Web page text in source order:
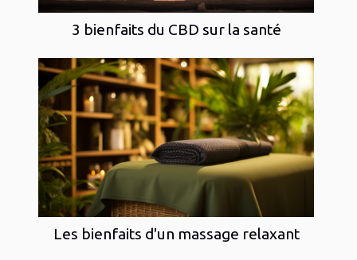
3 bienfaits du CBD sur la santé
Les bienfaits d'un massage relaxant